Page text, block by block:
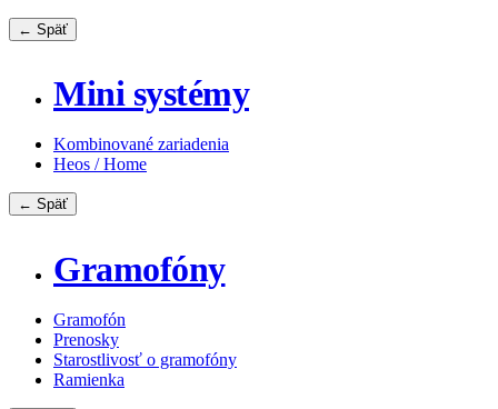
← Späť
Mini systémy
Kombinované zariadenia
Heos / Home
← Späť
Gramofóny
Gramofón
Prenosky
Starostlivosť o gramofóny
Ramienka